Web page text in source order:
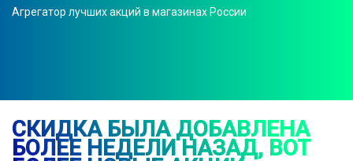
Агрегатор лучших акций в магазинах России
СКИДКА БЫЛА ДОБАВЛЕНА
БОЛЕЕ НЕДЕЛИ НАЗАД, ВОТ